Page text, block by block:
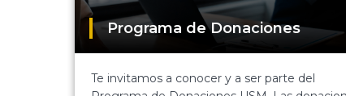
Programa de Donaciones
Te invitamos a conocer y a ser parte del